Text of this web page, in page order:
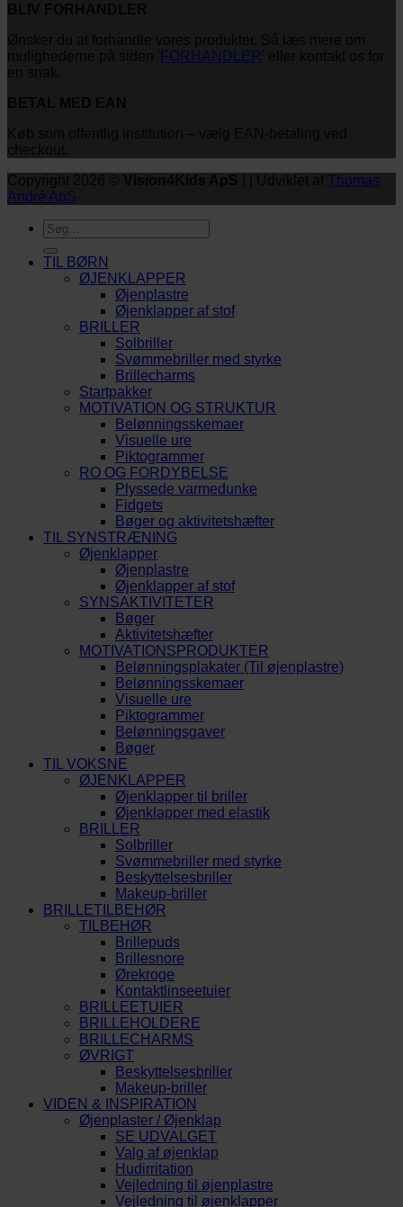
FORHANDLER
Thomas
André ApS
Søg
efter:
TIL BØRN
ØJENKLAPPER
Øjenplastre
Øjenklapper af stof
BRILLER
Solbriller
Svømmebriller med styrke
Brillecharms
Startpakker
MOTIVATION OG STRUKTUR
Belønningsskemaer
Visuelle ure
Piktogrammer
RO OG FORDYBELSE
Plyssede varmedunke
Fidgets
Bøger og aktivitetshæfter
TIL SYNSTRÆNING
Øjenklapper
Øjenplastre
Øjenklapper af stof
SYNSAKTIVITETER
Bøger
Aktivitetshæfter
MOTIVATIONSPRODUKTER
Belønningsplakater (Til øjenplastre)
Belønningsskemaer
Visuelle ure
Piktogrammer
Belønningsgaver
Bøger
TIL VOKSNE
ØJENKLAPPER
Øjenklapper til briller
Øjenklapper med elastik
BRILLER
Solbriller
Svømmebriller med styrke
Beskyttelsesbriller
Makeup-briller
BRILLETILBEHØR
TILBEHØR
Brillepuds
Brillesnore
Ørekroge
Kontaktlinseetuier
BRILLEETUIER
BRILLEHOLDERE
BRILLECHARMS
ØVRIGT
Beskyttelsesbriller
Makeup-briller
VIDEN & INSPIRATION
Øjenplaster / Øjenklap
SE UDVALGET
Valg af øjenklap
Hudirritation
Vejledning til øjenplastre
Vejledning til øjenklapper